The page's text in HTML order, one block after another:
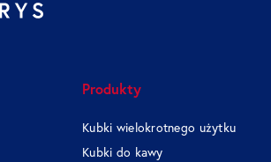
Produkty
Kubki wielokrotnego użytku
Kubki do kawy